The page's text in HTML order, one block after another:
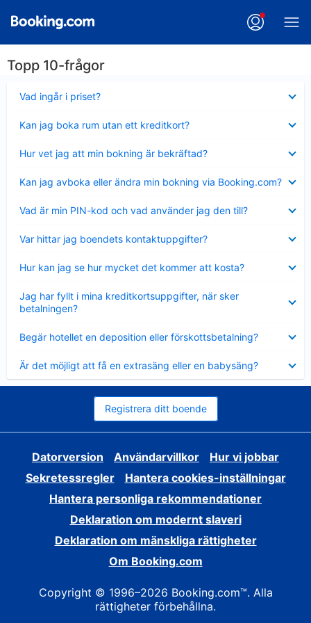
Topp 10-frågor
Vad ingår i priset?
mindre
Kan jag boka rum utan ett kreditkort?
mindre
Hur vet jag att min bokning är bekräftad?
mindre
Kan jag avboka eller ändra min bokning via Booking.com?
mindre
Vad är min PIN-kod och vad använder jag den till?
mindre
Var hittar jag boendets kontaktuppgifter?
mindre
Hur kan jag se hur mycket det kommer att kosta?
mindre
Jag har fyllt i mina kreditkortsuppgifter, när sker
betalningen?
mindre
Begär hotellet en deposition eller förskottsbetalning?
mindre
Är det möjligt att få en extrasäng eller en babysäng?
mindre
Registrera ditt boende
Datorversion Användarvillkor
Hur vi jobbar
Sekretessregler
Hantera cookies-inställningar
Hantera personliga rekommendationer
Deklaration om modernt slaveri
Deklaration om mänskliga rättigheter
Om Booking.com
Copyright © 1996–2026 Booking.com™. Alla
rättigheter förbehållna.